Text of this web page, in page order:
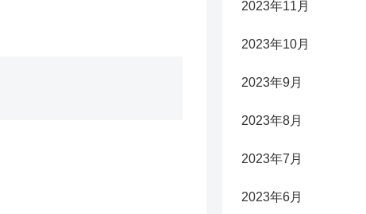
2023年11月
2023年10月
2023年9月
2023年8月
2023年7月
2023年6月